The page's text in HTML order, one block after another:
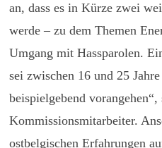
an, dass es in Kürze zwei
werde – zu dem Themen
Umgang mit Hassparolen.
sei zwischen 16 und 25
beispielgebend vorangehen“,
Kommissionsmitarbeiter.
ostbelgischen Erfahrungen